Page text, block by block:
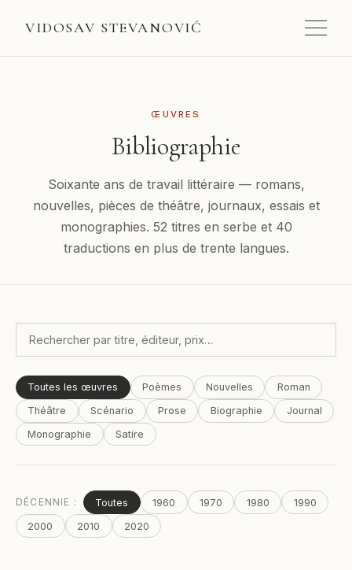
VIDOSAV STEVANOVIĆ
ŒUVRES
Bibliographie
Soixante ans de travail littéraire — romans,
nouvelles, pièces de théâtre, journaux, essais et
monographies. 52 titres en serbe et 40
traductions en plus de trente langues.
Toutes les œuvres Poèmes Nouvelles
Roman
Théâtre
Scénario Prose Biographie
Journal
Monographie
Satire
DÉCENNIE : Toutes 1960 1970 1980
1990
2000
2010 2020